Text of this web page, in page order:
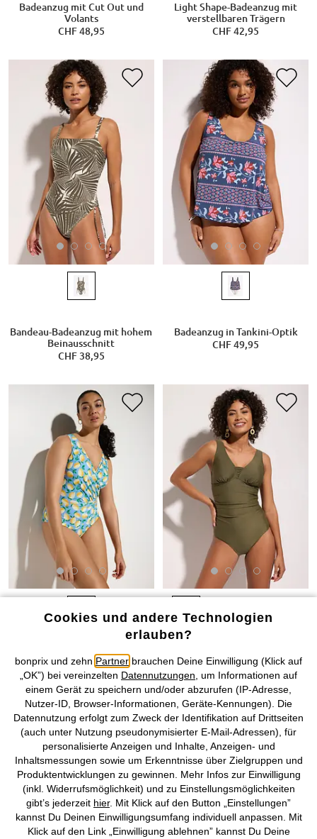
Badeanzug mit Cut Out und
Volants
CHF 48,95
Light Shape-Badeanzug mit
verstellbaren Trägern
CHF 42,95
Bandeau-Badeanzug mit hohem
Beinausschnitt
CHF 38,95
Badeanzug in Tankini-Optik
CHF 49,95
Medium Shape-Badeanzug in
Wickeloptik
CHF 46,95
Light Shape-Badeanzug mit
breiten Trägern
CHF 38,95
Cookies und andere Technologien
erlauben?
bonprix und zehn Partner brauchen Deine Einwilligung (Klick auf
„OK”) bei vereinzelten Datennutzungen , um Informationen auf
einem Gerät zu speichern und/oder abzurufen (IP-Adresse,
Nutzer-ID, Browser-Informationen, Geräte-Kennungen). Die
Datennutzung erfolgt zum Zweck der Identifikation auf Drittseiten
(auch unter Nutzung pseudonymisierter E-Mail-Adressen), für
personalisierte Anzeigen und Inhalte, Anzeigen- und
Inhaltsmessungen sowie um Erkenntnisse über Zielgruppen und
Produktentwicklungen zu gewinnen. Mehr Infos zur Einwilligung
(inkl. Widerrufsmöglichkeit) und zu Einstellungsmöglichkeiten
gibt’s jederzeit hier. Mit Klick auf den Button „Einstellungen”
kannst Du Deinen Einwilligungsumfang individuell anpassen. Mit
Klick auf den Link „Einwilligung ablehnen” kannst Du Deine